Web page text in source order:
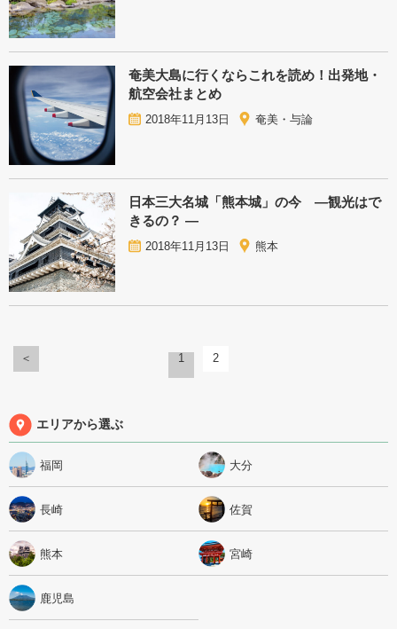
奄美大島に行くならこれを読め！出発地・
航空会社まとめ
2018年11月13日 奄美・与論
日本三大名城「熊本城」の今 ―観光はで
きるの？ ―
2018年11月13日 熊本
＜ 1 2
エリアから選ぶ
福岡 大分
長崎 佐賀
熊本 宮崎
鹿児島